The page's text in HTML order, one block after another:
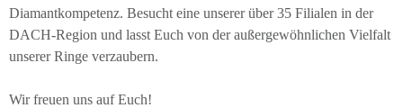
Diamantkompetenz. Besucht eine unserer über 35 Filialen in der
DACH-Region und lasst Euch von der außergewöhnlichen Vielfalt
unserer Ringe verzaubern.
Wir freuen uns auf Euch!